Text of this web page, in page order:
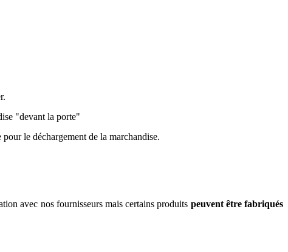
"devant la porte"
le déchargement de la marchandise.
avec nos fournisseurs mais certains produits peuvent être fabriqués